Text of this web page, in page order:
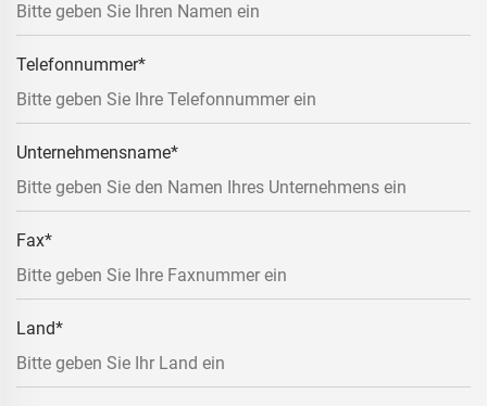
Telefonnummer*
Unternehmensname*
Fax*
Land*